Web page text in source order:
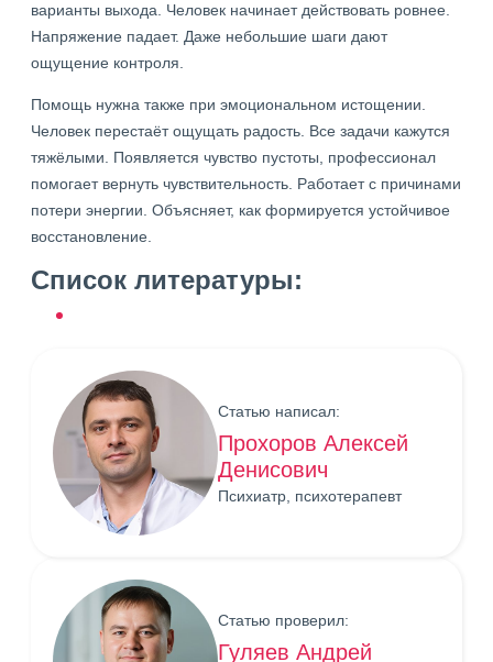
варианты выхода. Человек начинает действовать ровнее.
Напряжение падает. Даже небольшие шаги дают
ощущение контроля.
Помощь нужна также при эмоциональном истощении.
Человек перестаёт ощущать радость. Все задачи кажутся
тяжёлыми. Появляется чувство пустоты, профессионал
помогает вернуть чувствительность. Работает с причинами
потери энергии. Объясняет, как формируется устойчивое
восстановление.
Список литературы:
Статью написал:
Прохоров Алексей
Денисович
Психиатр, психотерапевт
Статью проверил:
Гуляев Андрей